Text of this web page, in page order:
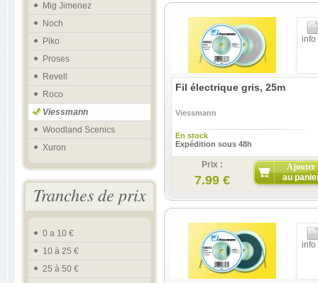
Mig Jimenez
Noch
Piko
Proses
Revell
Roco
Viessmann
Woodland Scenics
Xuron
Tranches de prix
0 a 10 €
10 à 25 €
25 à 50 €
info
Fil électrique gris, 25m
Viessmann
En stock
Expédition sous 48h
Prix :
7.99 €
Ajouter
au
info